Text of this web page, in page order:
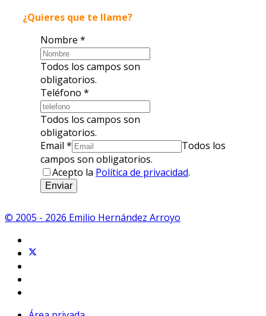
¿Quieres que te llame?
Nombre *
Todos los campos son
obligatorios.
Teléfono *
Todos los campos son
obligatorios.
Email *
Todos los
campos son obligatorios.
Acepto la Política de privacidad.
Enviar
© 2005 - 2026 Emilio Hernández Arroyo